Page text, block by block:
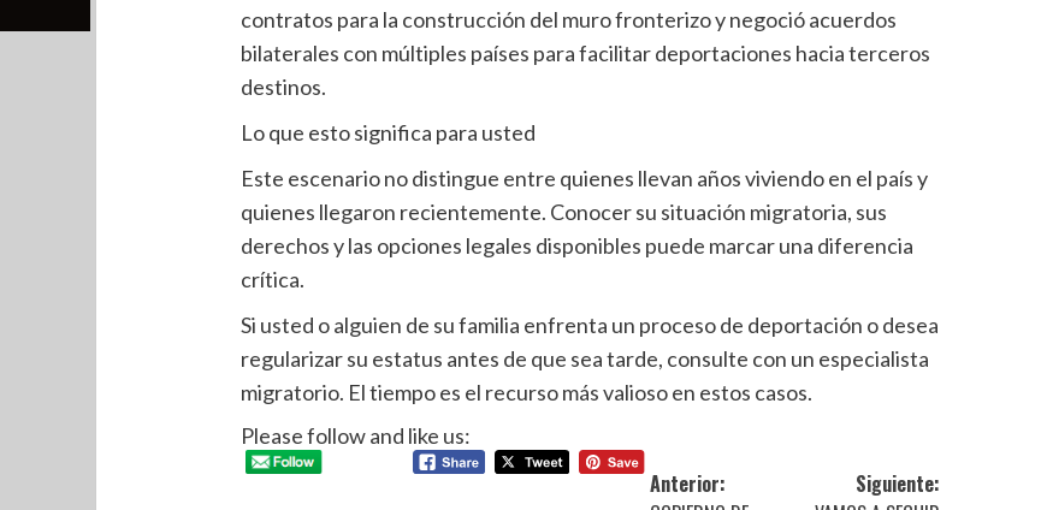
contratos para la construcción del muro fronterizo y negoció acuerdos
bilaterales con múltiples países para facilitar deportaciones hacia terceros
destinos.
Lo que esto significa para usted
Este escenario no distingue entre quienes llevan años viviendo en el país y
quienes llegaron recientemente. Conocer su situación migratoria, sus
derechos y las opciones legales disponibles puede marcar una diferencia
crítica.
Si usted o alguien de su familia enfrenta un proceso de deportación o desea
regularizar su estatus antes de que sea tarde, consulte con un especialista
migratorio. El tiempo es el recurso más valioso en estos casos.
Please follow and like us:
Anterior:
Siguiente: